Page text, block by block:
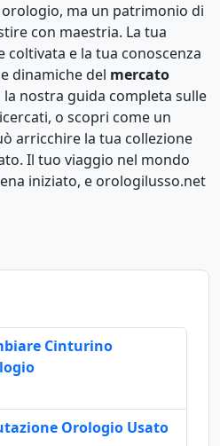
ma un patrimonio di
con maestria. La tua
coltivata e la tua conoscenza
dinamiche del mercato
la nostra guida completa sulle
o scopri come un
arricchire la tua collezione
Il tuo viaggio nel mondo
iniziato, e orologilusso.net
Cinturino
Orologio Usato